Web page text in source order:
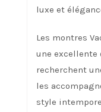
luxe et
Les montres
une excellente
recherchent
les
style